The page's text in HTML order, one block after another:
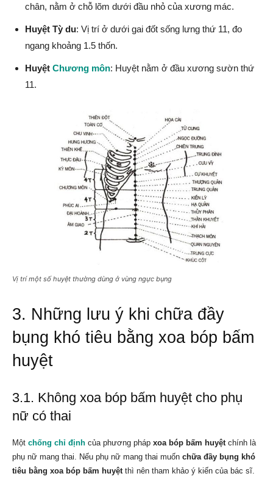
chân, nằm ở chỗ lõm dưới đầu nhỏ của xương mác.
Huyệt Tỳ du: Vị trí ở dưới gai đốt sống lưng thứ 11, đo
ngang khoảng 1.5 thốn.
Huyệt Chương môn: Huyệt nằm ở đầu xương sườn thứ
11.
Vị trí một số huyệt thường dùng ở vùng ngực bụng
3. Những lưu ý khi chữa đầy
bụng khó tiêu bằng xoa bóp bấm
huyệt
3.1. Không xoa bóp bấm huyệt cho phụ
nữ có thai
Một chống chỉ định của phương pháp xoa bóp bấm huyệtchính là
phụ nữ mang thai. Nếu phụ nữ mang thai muốn chữa đầy bụng khó
tiêu bằng xoa bóp bấm huyệtthì nên tham khảo ý kiến của bác sĩ.